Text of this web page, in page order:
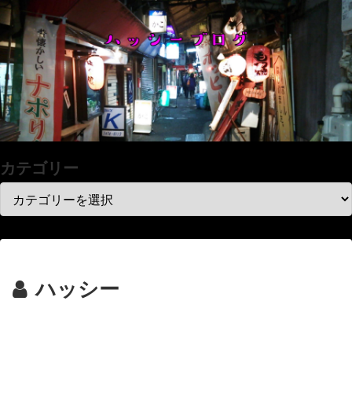
カテゴリー
ハッシー